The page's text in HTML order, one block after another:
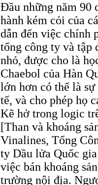
Đầu những năm 90
hành kém cỏi của
dẫn đến việc chính
tổng công ty và tập
nhỏ, được cho là
Chaebol của Hàn
lớn hơn có thể là
tế, và cho phép họ
Kẽ hở trong logic
[Than và khoáng
Vinalines, Tổng
ty Dầu lửa Quốc
việc bán khoáng
trường nội địa.